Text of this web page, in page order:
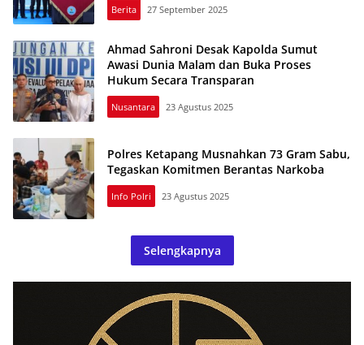
Berita 27 September 2025
Ahmad Sahroni Desak Kapolda Sumut
Awasi Dunia Malam dan Buka Proses
Hukum Secara Transparan
Nusantara 23 Agustus 2025
Polres Ketapang Musnahkan 73 Gram Sabu,
Tegaskan Komitmen Berantas Narkoba
Info Polri 23 Agustus 2025
Selengkapnya